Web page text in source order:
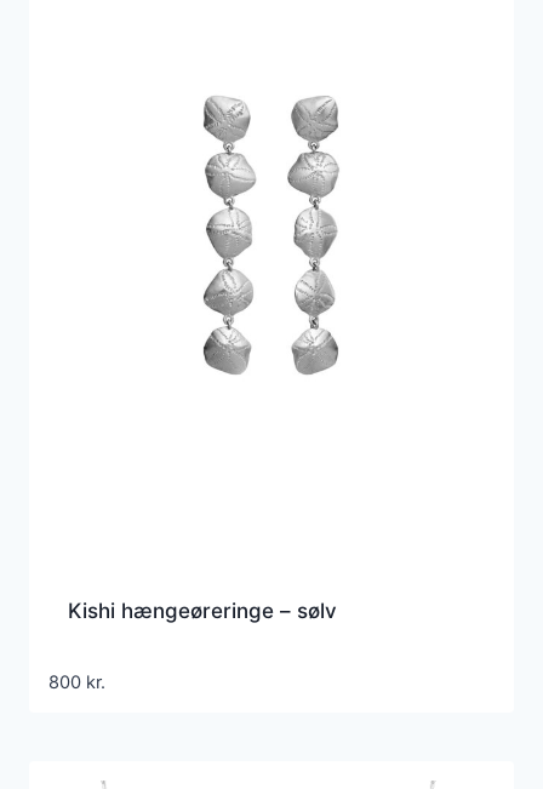
Kishi hængeøreringe – sølv
800 kr.